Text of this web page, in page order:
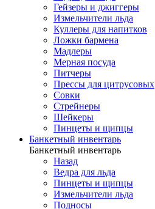
Гейзеры и джиггеры
Измельчители льда
Куллеры для напитков
Ложки бармена
Мадлеры
Мерная посуда
Питчеры
Прессы для цитрусовых
Совки
Стрейнеры
Шейкеры
Пинцеты и щипцы
Банкетный инвентарь
Банкетный инвентарь
Назад
Ведра для льда
Пинцеты и щипцы
Измельчители льда
Подносы